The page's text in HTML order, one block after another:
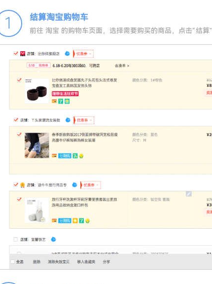
1 结算淘宝购物车
前往 淘宝 的购物车页面，选择需要购买的商品，点击“结算”